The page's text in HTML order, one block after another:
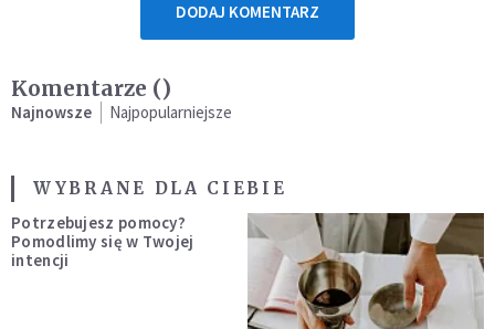
DODAJ KOMENTARZ
Komentarze ()
Najnowsze Najpopularniejsze
WYBRANE DLA CIEBIE
Potrzebujesz pomocy?
Pomodlimy się w Twojej
intencji